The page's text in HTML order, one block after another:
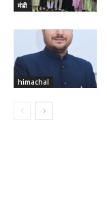
मंडी
himachal